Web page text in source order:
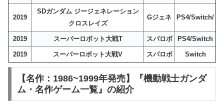
2019
SDガンダム ジージェネレーション
クロスレイズ
Gジェネ PS4/Switch/
2019 スーパーロボット大戦T スパロボ PS4/Switch
2019 スーパーロボット大戦V スパロボ Switch
【名作：1986~1999年発売】『機動戦士ガンダ
ム・名作ゲーム一覧』の紹介